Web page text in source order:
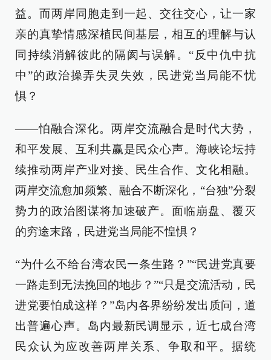
益。而两岸同胞走到一起、交往交心，让一家
亲的真挚情感深植民间基层，相互的理解与认
同持续消解彼此的隔阂与误解。“反中仇中抗
中”的政治操弄失灵失效，民进党当局能不忧
惧？
——怕融合深化。两岸交流融合是时代大势，
和平发展、互利共赢是民众心声。海峡论坛持
续推动两岸产业对接、民生合作、文化相融。
两岸交流愈加频繁、融合不断深化，“台独”分裂
势力的政治图谋将加速破产。面临崩盘、覆灭
的穷途末路，民进党当局能不惶惧？
“为什么不给台湾农民一条生路？”“民进党真要
一路走到无法挽回的地步？”“只是交流活动，民
进党要怕成这样？”岛内各界纷纷发出质问，道
出普遍心声。岛内最新民调显示，近七成台湾
民众认为应改善两岸关系、争取和平。据统